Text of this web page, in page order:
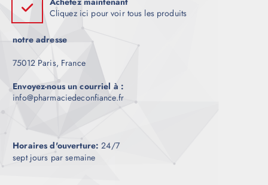
Cliquez ici pour voir tous les produits
notre adresse
75012 Paris, France
Envoyez-nous un courriel à :
info@pharmaciedeconfiance.fr
Horaires d'ouverture: 24/7
sept jours par semaine